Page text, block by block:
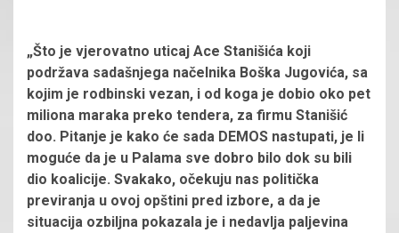
„Što je vjerovatno uticaj Ace Stanišića koji
podržava sadašnjega načelnika Boška Jugovića, sa
kojim je rodbinski vezan, i od koga je dobio oko pet
miliona maraka preko tendera, za firmu Stanišić
doo. Pitanje je kako će sada DEMOS nastupati, je li
moguće da je u Palama sve dobro bilo dok su bili
dio koalicije. Svakako, očekuju nas politička
previranja u ovoj opštini pred izbore, a da je
situacija ozbiljna pokazala je i nedavlja paljevina